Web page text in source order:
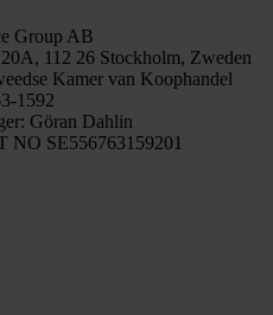
Group AB
112 26 Stockholm, Zweden
Kamer van Koophandel
1592
Göran Dahlin
NO SE556763159201